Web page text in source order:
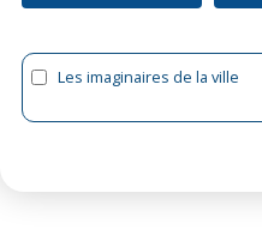
Les imaginaires de la ville